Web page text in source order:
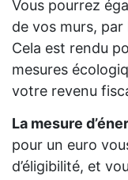
Vous pourrez
de vos murs, par
Cela est rendu
mesures
votre revenu
La mesure
pour un euro
d’éligibilité, et